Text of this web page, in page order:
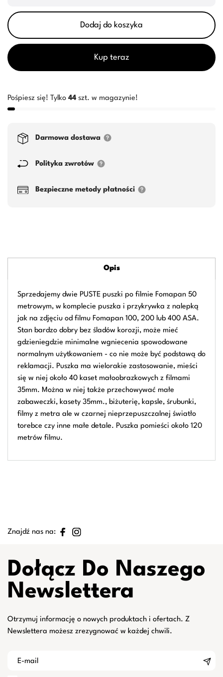
Dodaj do koszyka
Kup teraz
Pośpiesz się! Tylko 44 szt. w magazynie!
Darmowa dostawa
Polityka zwrotów
Bezpieczne metody płatności
Opis
Sprzedajemy dwie PUSTE puszki po filmie Fomapan 50
metrowym, w komplecie puszka i przykrywka z nalepką
jak na zdjęciu od filmu Fomapan 100, 200 lub 400 ASA.
Stan bardzo dobry bez śladów korozji, może mieć
gdzieniegdzie minimalne wgniecenia spowodowane
normalnym użytkowaniem - co nie może być podstawą do
reklamacji. Puszka ma wielorakie zastosowanie, mieści
się w niej około 40 kaset małoobrazkowych z filmami
35mm. Można w niej także przechowywać małe
zabaweczki, kasety 35mm., biżuterię, kapsle, śrubunki,
filmy z metra ale w czarnej nieprzepuszczalnej światło
torebce czy inne małe detale. Puszka pomieści około 120
metrów filmu.
Znajdź nas na:
Dołącz Do Naszego
Newslettera
Otrzymuj informację o nowych produktach i ofertach. Z
Newslettera możesz zrezygnować w każdej chwili.